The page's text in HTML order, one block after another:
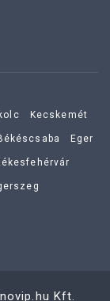
Kecskemét
Eger
Kft.